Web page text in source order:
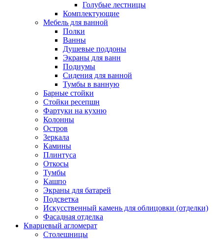
Голубые лестницы
Комплектующие
Мебель для ванной
Полки
Ванны
Душевые поддоны
Экраны для ванн
Подиумы
Сидения для ванной
Тумбы в ванную
Барные стойки
Стойки ресепшн
Фартуки на кухню
Колонны
Остров
Зеркала
Камины
Плинтуса
Откосы
Тумбы
Кашпо
Экраны для батарей
Подсветка
Искусственный камень для облицовки (отделки)
Фасадная отделка
Кварцевый агломерат
Столешницы